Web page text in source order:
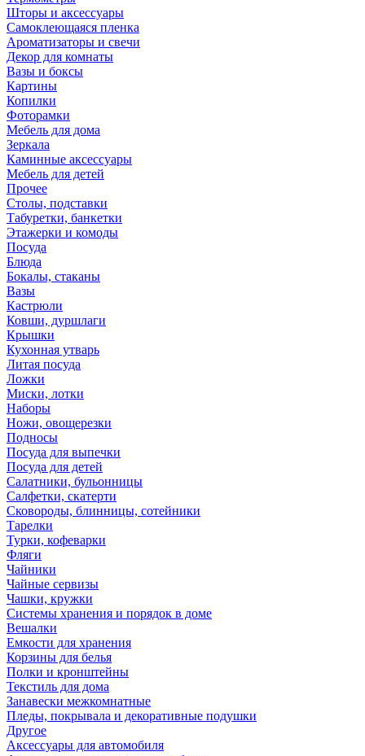
Шторы и аксессуары
Самоклеющаяся пленка
Ароматизаторы и свечи
Декор для комнаты
Вазы и боксы
Картины
Копилки
Фоторамки
Мебель для дома
Зеркала
Каминные аксессуары
Мебель для детей
Прочее
Столы, подставки
Табуретки, банкетки
Этажерки и комоды
Посуда
Блюда
Бокалы, стаканы
Вазы
Кастрюли
Ковши, дуршлаги
Крышки
Кухонная утварь
Литая посуда
Ложки
Миски, лотки
Наборы
Ножи, овощерезки
Подносы
Посуда для выпечки
Посуда для детей
Салатники, бульонницы
Салфетки, скатерти
Сковороды, блинницы, сотейники
Тарелки
Турки, кофеварки
Фляги
Чайники
Чайные сервизы
Чашки, кружки
Системы хранения и порядок в доме
Вешалки
Емкости для хранения
Корзины для белья
Полки и кронштейны
Текстиль для дома
Занавески межкомнатные
Пледы, покрывала и декоративные подушки
Другое
Аксессуары для автомобиля